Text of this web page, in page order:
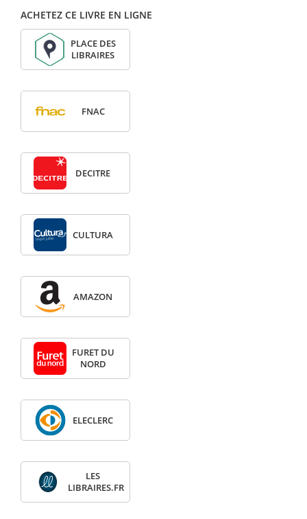
ACHETEZ CE LIVRE EN LIGNE
PLACE DES
LIBRAIRES
FNAC
DECITRE
CULTURA
AMAZON
FURET DU
NORD
ELECLERC
LES
LIBRAIRES.FR